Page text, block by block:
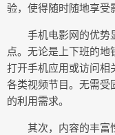
验，使得随时随地享受
手机电影网的优势
点。无论是上下班的
打开手机应用或访问相
各类视频节目。无需受
的利用需求。
其次，内容的丰富